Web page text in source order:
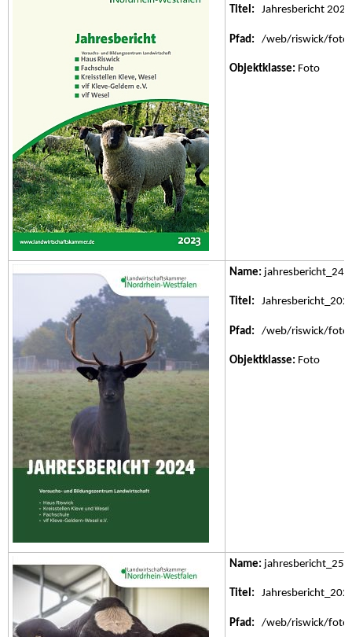
Titel: Jahresbericht 2023
Pfad: /web/riswick/
Objektklasse: Foto
Name:
Titel:
Pfad: /web/riswick/
Objektklasse: Foto
Name:
Titel:
Pfad: /web/riswick/